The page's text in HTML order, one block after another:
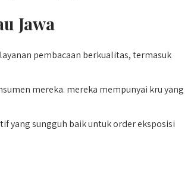
Jawa
pembacaan berkualitas, termasuk
mereka. mereka mempunyai kru yang
yang sungguh baik untuk order eksposisi